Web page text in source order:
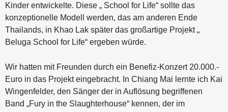
Kinder entwickelte. Diese „ School for Life“ sollte das
konzeptionelle Modell werden, das am anderen Ende
Thailands, in Khao Lak später das großartige Projekt „
Beluga School for Life“ ergeben würde.
Wir hatten mit Freunden durch ein Benefiz-Konzert 20.000.-
Euro in das Projekt eingebracht. In Chiang Mai lernte ich Kai
Wingenfelder, den Sänger der in Auflösung begriffenen
Band „Fury in the Slaughterhouse“ kennen, der im